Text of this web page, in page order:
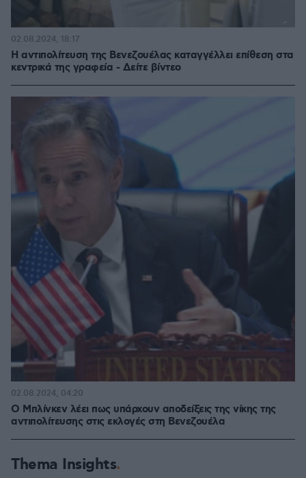
Η αντιπολίτευση της Βενεζουέλας καταγγέλλει επίθεση στα
κεντρικά της γραφεία - Δείτε βίντεο
02.08.2024, 18:17
Ο Μπλίνκεν λέει πως υπάρχουν αποδείξεις της νίκης της
αντιπολίτευσης στις εκλογές στη Βενεζουέλα
02.08.2024, 04:20
Thema Insights